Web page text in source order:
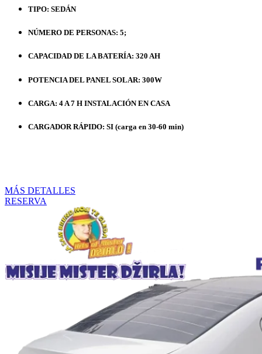
TIPO: SEDÁN
NÚMERO DE PERSONAS: 5;
CAPACIDAD DE LA BATERÍA: 320 AH
POTENCIA DEL PANEL SOLAR: 300W
CARGA: 4 A 7 H INSTALACIÓN EN CASA
CARGADOR RÁPIDO: SI (carga en 30-60 min)
MÁS DETALLES
RESERVA